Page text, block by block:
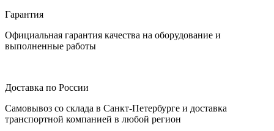
Гарантия
Официальная гарантия качества на оборудование и
выполненные работы
Доставка по России
Самовывоз со склада в Санкт-Петербурге и доставка
транспортной компанией в любой регион